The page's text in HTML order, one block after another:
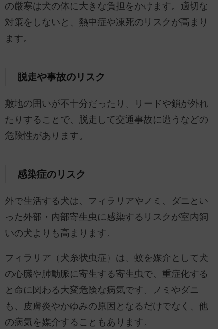
の厳寒は犬の体に大きな負担をかけます。適切な
対策をしないと、熱中症や凍死のリスクが高まり
ます。
脱走や事故のリスク
敷地の囲いが不十分だったり、リードや鎖が外れ
たりすることで、脱走して交通事故に遭うなどの
危険性があります。
感染症のリスク
外で生活する犬は、フィラリアやノミ、ダニとい
った外部・内部寄生虫に感染するリスクが室内飼
いの犬よりも高まります。
フィラリア（犬糸状虫症）は、蚊を媒介として犬
の心臓や肺動脈に寄生する寄生虫で、重症化する
と命に関わる大変危険な病気です。ノミやダニ
も、皮膚炎やかゆみの原因となるだけでなく、他
の病気を媒介することもあります。